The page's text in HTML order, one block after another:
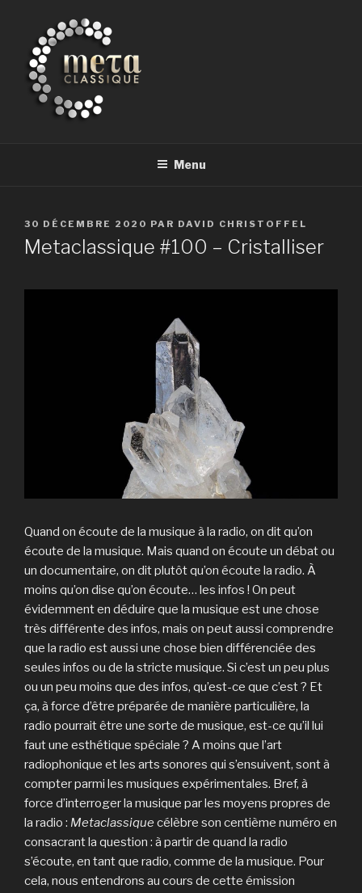
contenu
principal
Menu
PUBLIÉ
LE
30 DÉCEMBRE 2020 PAR DAVID CHRISTOFFEL
Metaclassique #100 – Cristalliser
Quand on écoute de la musique à la radio, on dit qu’on
écoute de la musique. Mais quand on écoute un débat ou
un documentaire, on dit plutôt qu’on écoute la radio. À
moins qu’on dise qu’on écoute… les infos ! On peut
évidemment en déduire que la musique est une chose
très différente des infos, mais on peut aussi comprendre
que la radio est aussi une chose bien différenciée des
seules infos ou de la stricte musique. Si c’est un peu plus
ou un peu moins que des infos, qu’est-ce que c’est ? Et
ça, à force d’être préparée de manière particulière, la
radio pourrait être une sorte de musique, est-ce qu’il lui
faut une esthétique spéciale ? A moins que l’art
radiophonique et les arts sonores qui s’ensuivent, sont à
compter parmi les musiques expérimentales. Bref, à
force d’interroger la musique par les moyens propres de
la radio : Metaclassique célèbre son centième numéro en
consacrant la question : à partir de quand la radio
s’écoute, en tant que radio, comme de la musique. Pour
cela, nous entendrons au cours de cette émission